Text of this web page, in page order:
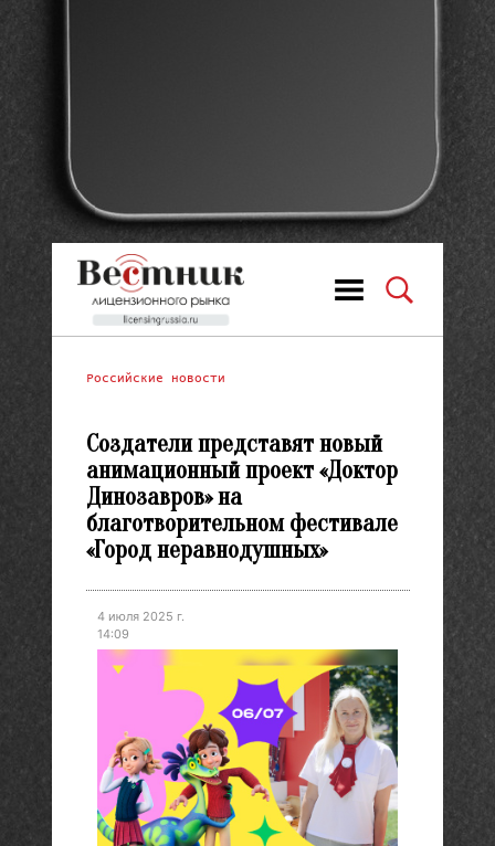
Российские новости
Создатели представят новый
анимационный проект «Доктор
Динозавров» на
благотворительном фестивале
«Город неравнодушных»
4 июля 2025 г.
14:09